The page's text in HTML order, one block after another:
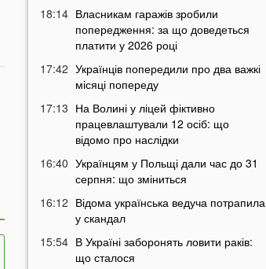
18:14 Власникам гаражів зробили
попередження: за що доведеться
платити у 2026 році
17:42 Українців попередили про два важкі
місяці попереду
17:13 На Волині у ліцей фіктивно
працевлаштували 12 осіб: що
відомо про наслідки
16:40 Українцям у Польщі дали час до 31
серпня: що зміниться
16:12 Відома українська ведуча потрапила
у скандал
15:54 В Україні заборонять ловити раків:
що сталося